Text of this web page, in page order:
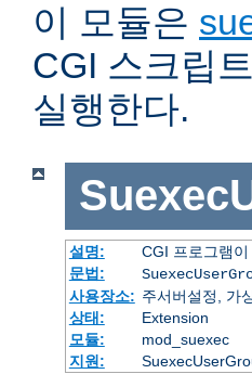
이 모듈은
CGI 스크립
실행한다.
설명:
CGI 프로그램
문법:
사용장소: 주서버설정, 가
상태:
Extension
모듈:
mod_suexec
지원: